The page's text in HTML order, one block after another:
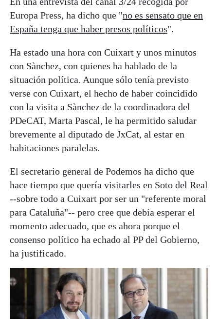
Europa Press, ha dicho que "no es sensato que en
España tenga que haber presos políticos".
Ha estado una hora con Cuixart y unos minutos
con Sànchez, con quienes ha hablado de la
situación política. Aunque sólo tenía previsto
verse con Cuixart, el hecho de haber coincidido
con la visita a Sànchez de la coordinadora del
PDeCAT, Marta Pascal, le ha permitido saludar
brevemente al diputado de JxCat, al estar en
habitaciones paralelas.
El secretario general de Podemos ha dicho que
hace tiempo que quería visitarles en Soto del Real
--sobre todo a Cuixart por ser un "referente moral
para Cataluña"-- pero cree que debía esperar el
momento adecuado, que es ahora porque el
consenso político ha echado al PP del Gobierno,
ha justificado.